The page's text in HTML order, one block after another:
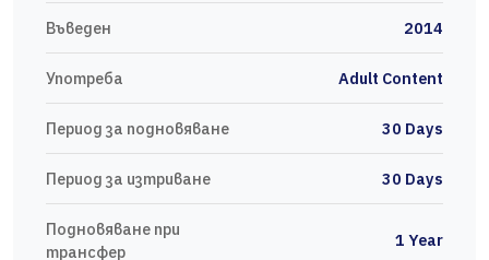
Въведен 2014
Употреба Adult Content
Период за подновяване 30 Days
Период за изтриване 30 Days
Подновяване при
трансфер
1 Year